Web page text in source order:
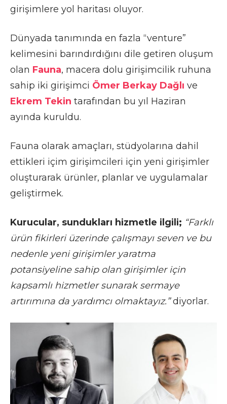
girişimlere yol haritası oluyor.
Dünyada tanımında en fazla “venture”
kelimesini barındırdığını dile getiren oluşum
olan Fauna, macera dolu girişimcilik ruhuna
sahip iki girişimci Ömer Berkay Dağlı ve
Ekrem Tekin tarafından bu yıl Haziran
ayında kuruldu.
Fauna olarak amaçları, stüdyolarına dahil
ettikleri içim girişimcileri için yeni girişimler
oluşturarak ürünler, planlar ve uygulamalar
geliştirmek.
Kurucular, sundukları hizmetle ilgili; “Farklı
ürün fikirleri üzerinde çalışmayı seven ve bu
nedenle yeni girişimler yaratma
potansiyeline sahip olan girişimler için
kapsamlı hizmetler sunarak sermaye
artırımına da yardımcı olmaktayız.”diyorlar.